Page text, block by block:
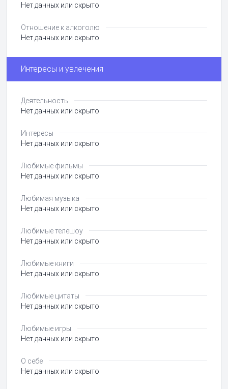
Нет данных или скрыто
Отношение к алкоголю
Нет данных или скрыто
Интересы и увлечения
Деятельность
Нет данных или скрыто
Интересы
Нет данных или скрыто
Любимые фильмы
Нет данных или скрыто
Любимая музыка
Нет данных или скрыто
Любимые телешоу
Нет данных или скрыто
Любимые книги
Нет данных или скрыто
Любимые цитаты
Нет данных или скрыто
Любимые игры
Нет данных или скрыто
О себе
Нет данных или скрыто